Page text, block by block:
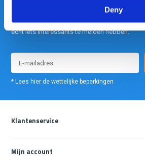
Deny
Meld je nu aan voor onze nieuwsbrief. We
echt iets interessants te melden hebben.
* Lees hier de wettelijke beperkingen
Klantenservice
Mijn account